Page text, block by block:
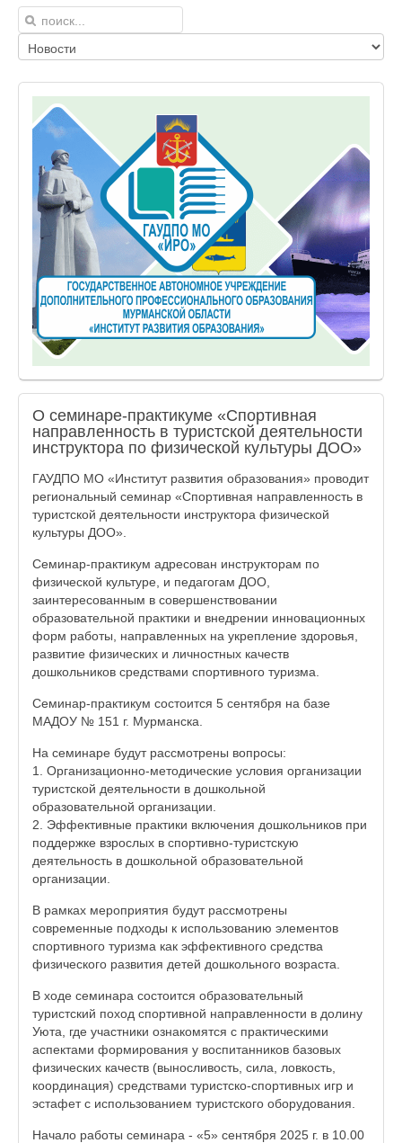
О семинаре-практикуме «Спортивная
направленность в туристской деятельности
инструктора по физической культуры ДОО»
ГАУДПО МО «Институт развития образования» проводит
региональный семинар «Спортивная направленность в
туристской деятельности инструктора физической
культуры ДОО».
Семинар-практикум адресован инструкторам по
физической культуре, и педагогам ДОО,
заинтересованным в совершенствовании
образовательной практики и внедрении инновационных
форм работы, направленных на укрепление здоровья,
развитие физических и личностных качеств
дошкольников средствами спортивного туризма.
Семинар-практикум состоится 5 сентября на базе
МАДОУ № 151 г. Мурманска.
На семинаре будут рассмотрены вопросы:
1. Организационно-методические условия организации
туристской деятельности в дошкольной
образовательной организации.
2. Эффективные практики включения дошкольников при
поддержке взрослых в спортивно-туристскую
деятельность в дошкольной образовательной
организации.
В рамках мероприятия будут рассмотрены
современные подходы к использованию элементов
спортивного туризма как эффективного средства
физического развития детей дошкольного возраста.
В ходе семинара состоится образовательный
туристский поход спортивной направленности в долину
Уюта, где участники ознакомятся с практическими
аспектами формирования у воспитанников базовых
физических качеств (выносливость, сила, ловкость,
координация) средствами туристско-спортивных игр и
эстафет с использованием туристского оборудования.
Начало работы семинара - «5» сентября 2025 г. в 10.00